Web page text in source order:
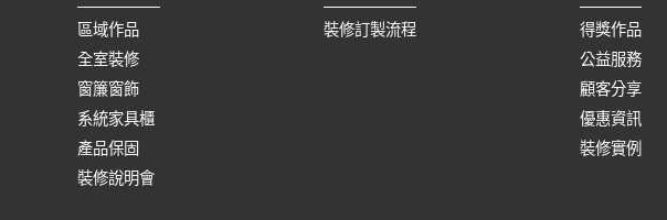
區域作品
全室裝修
窗簾窗飾
系統家具櫃
產品保固
裝修說明會
裝修訂製流程
得獎作品
公益服務
顧客分享
優惠資訊
裝修實例